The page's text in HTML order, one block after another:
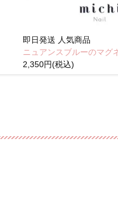
即日発送 人気商品
ニュアンスブルーのマグ
2,350円(税込)